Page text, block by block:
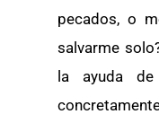
pecados, o
salvarme
la ayuda de